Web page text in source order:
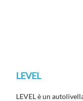
LEVEL
LEVEL è un